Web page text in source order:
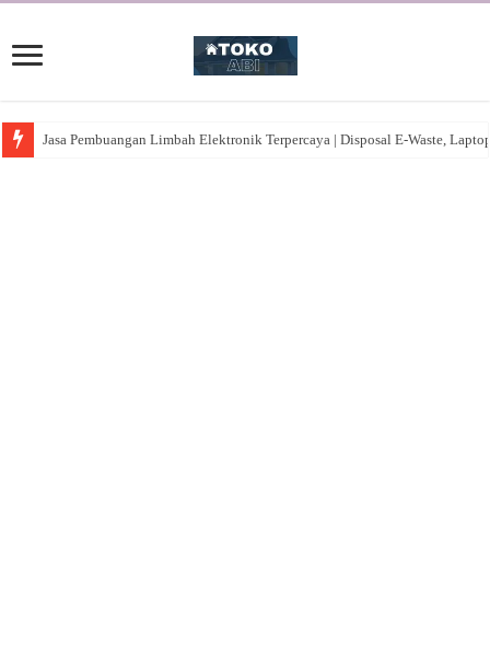
Jasa Pembuangan Limbah Elektronik Terpercaya | Disposal E-Waste,